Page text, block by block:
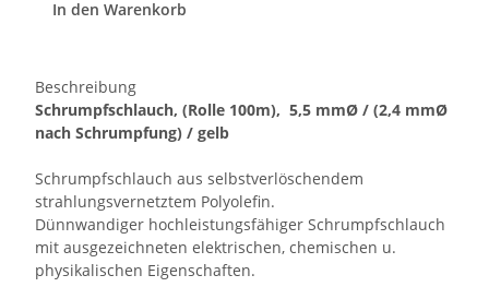
In den Warenkorb
Beschreibung
Schrumpfschlauch, (Rolle 100m), 5,5 mmØ / (2,4 mmØ
nach Schrumpfung) / gelb
Schrumpfschlauch aus selbstverlöschendem
strahlungsvernetztem Polyolefin.
Dünnwandiger hochleistungsfähiger Schrumpfschlauch
mit ausgezeichneten elektrischen, chemischen u.
physikalischen Eigenschaften.